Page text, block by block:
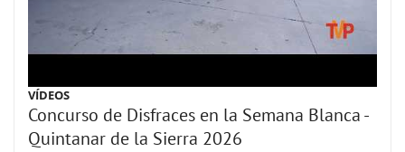
VÍDEOS
Concurso de Disfraces en la Semana Blanca -
Quintanar de la Sierra 2026